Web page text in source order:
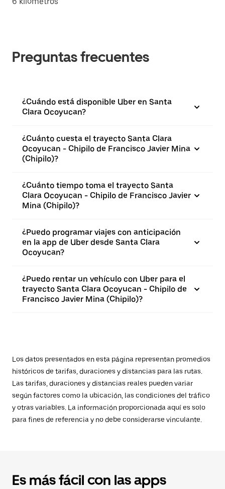
Preguntas frecuentes
¿Cuándo está disponible Uber en Santa
Clara Ocoyucan?
¿Cuánto cuesta el trayecto Santa Clara
Ocoyucan - Chipilo de Francisco Javier Mina
(Chipilo)?
¿Cuánto tiempo toma el trayecto Santa
Clara Ocoyucan - Chipilo de Francisco Javier
Mina (Chipilo)?
¿Puedo programar viajes con anticipación
en la app de Uber desde Santa Clara
Ocoyucan?
¿Puedo rentar un vehículo con Uber para el
trayecto Santa Clara Ocoyucan - Chipilo de
Francisco Javier Mina (Chipilo)?
Los datos presentados en esta página representan promedios
históricos de tarifas, duraciones y distancias para las rutas.
Las tarifas, duraciones y distancias reales pueden variar
según factores como la ubicación, las condiciones del tráfico
y otras variables. La información proporcionada aquí es solo
para fines de referencia y no debe considerarse vinculante.
Es más fácil con las apps